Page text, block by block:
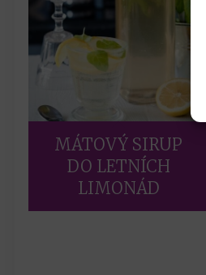
MÁTOVÝ SIRUP
DO LETNÍCH
LIMONÁD